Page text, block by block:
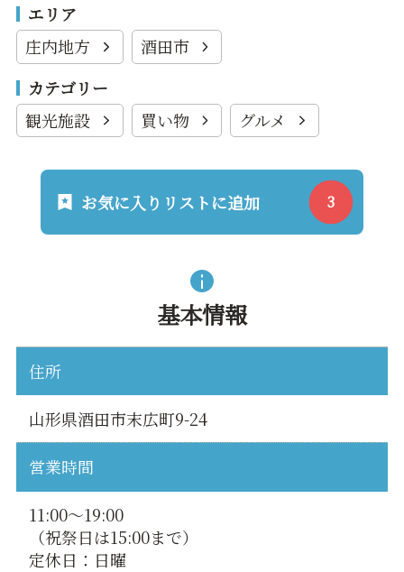
エリア
庄内地方
酒田市
カテゴリー
観光施設
買い物 グルメ
お気に入りリストに追加
基本情報
住所
山形県酒田市末広町9-24
営業時間
11:00〜19:00
（祝祭日は15:00まで）
定休日：日曜